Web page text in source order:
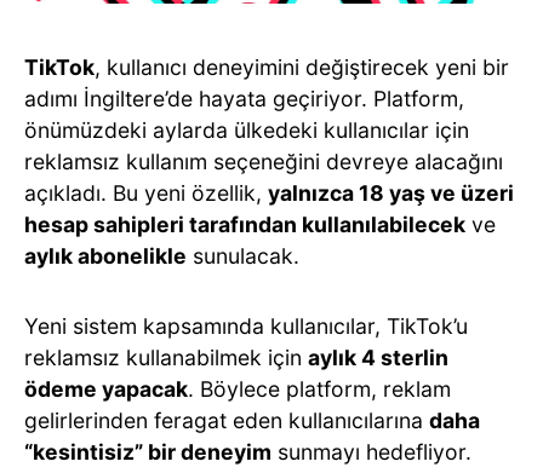
TikTok, kullanıcı deneyimini değiştirecek yeni bir
adımı İngiltere’de hayata geçiriyor. Platform,
önümüzdeki aylarda ülkedeki kullanıcılar için
reklamsız kullanım seçeneğini devreye alacağını
açıkladı. Bu yeni özellik, yalnızca 18 yaş ve üzeri
hesap sahipleri tarafından kullanılabilecek ve
aylık abonelikle sunulacak.
Yeni sistem kapsamında kullanıcılar, TikTok’u
reklamsız kullanabilmek için aylık 4 sterlin
ödeme yapacak. Böylece platform, reklam
gelirlerinden feragat eden kullanıcılarına daha
“kesintisiz” bir deneyim sunmayı hedefliyor.